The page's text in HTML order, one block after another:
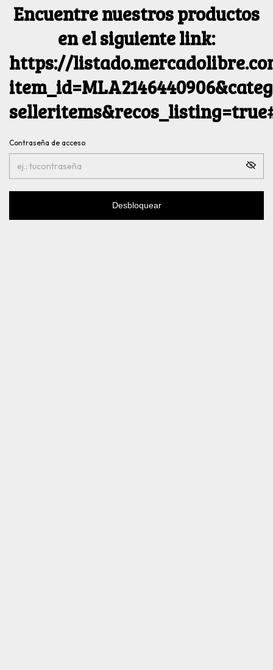
Encuentre nuestros productos
en el siguiente link:
https://
Contraseña de acceso
Desbloquear